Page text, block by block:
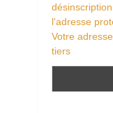
l'adresse
Votre
tiers